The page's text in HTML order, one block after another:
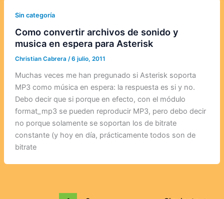
Sin categoría
Como convertir archivos de sonido y
musica en espera para Asterisk
Christian Cabrera /6 julio, 2011
Muchas veces me han pregunado si Asterisk soporta
MP3 como música en espera: la respuesta es si y no.
Debo decir que si porque en efecto, con el módulo
format_mp3 se pueden reproducir MP3, pero debo decir
no porque solamente se soportan los de bitrate
constante (y hoy en día, prácticamente todos son de
bitrate